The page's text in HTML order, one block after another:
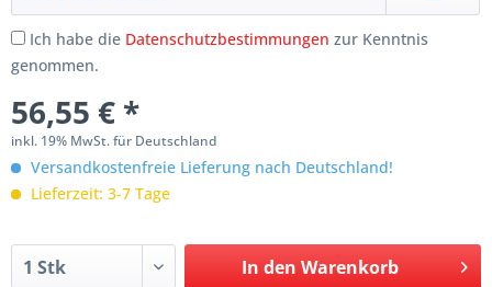
Ich habe die Datenschutzbestimmungen zur Kenntnis
genommen.
56,55 € *
inkl. 19% MwSt. für Deutschland
Versandkostenfreie Lieferung nach Deutschland!
Lieferzeit: 3-7 Tage
In den Warenkorb